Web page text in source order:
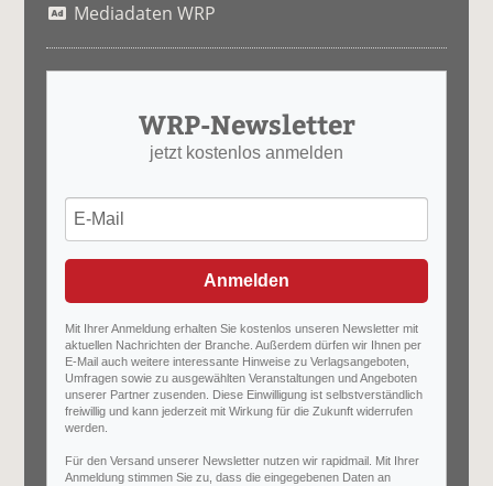
Mediadaten WRP
WRP-Newsletter
jetzt kostenlos anmelden
Anmelden
Mit Ihrer Anmeldung erhalten Sie kostenlos unseren Newsletter mit
aktuellen Nachrichten der Branche. Außerdem dürfen wir Ihnen per
E-Mail auch weitere interessante Hinweise zu Verlagsangeboten,
Umfragen sowie zu ausgewählten Veranstaltungen und Angeboten
unserer Partner zusenden. Diese Einwilligung ist selbstverständlich
freiwillig und kann jederzeit mit Wirkung für die Zukunft widerrufen
werden.
Für den Versand unserer Newsletter nutzen wir rapidmail. Mit Ihrer
Anmeldung stimmen Sie zu, dass die eingegebenen Daten an